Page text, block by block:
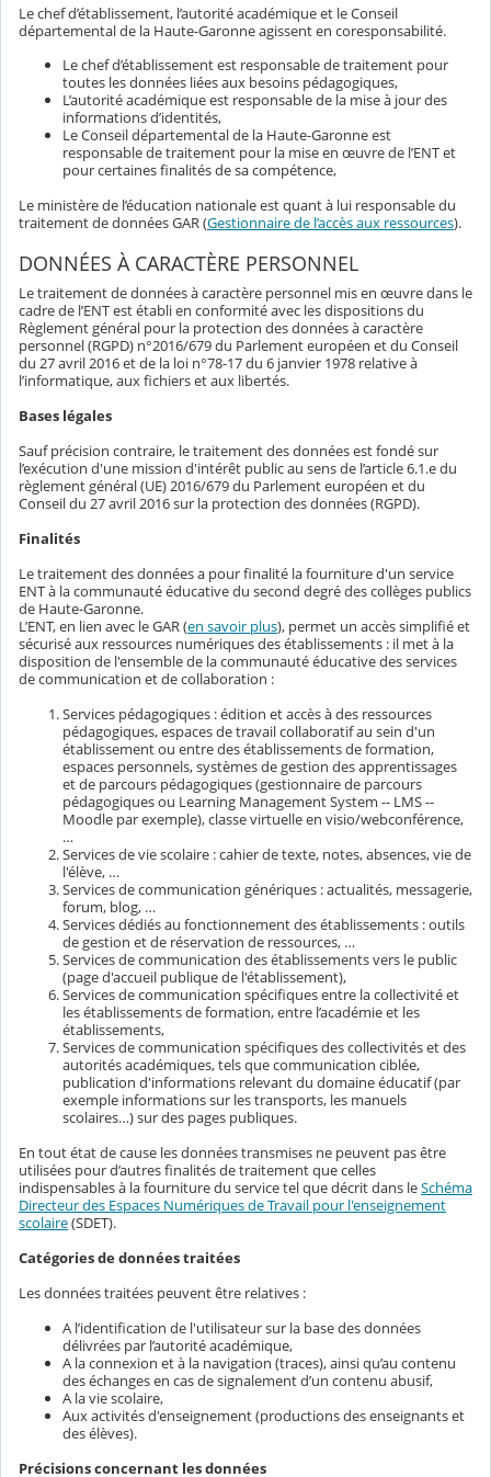
Le chef d’établissement, l’autorité académique et le Conseil
départemental de la Haute-Garonne agissent en coresponsabilité.
Le chef d’établissement est responsable de traitement pour
toutes les données liées aux besoins pédagogiques,
L’autorité académique est responsable de la mise à jour des
informations d’identités,
Le Conseil départemental de la Haute-Garonne est
responsable de traitement pour la mise en œuvre de l’ENT et
pour certaines finalités de sa compétence,
Le ministère de l’éducation nationale est quant à lui responsable du
traitement de données GAR (Gestionnaire de l’accès aux ressources).
DONNÉES À CARACTÈRE PERSONNEL
Le traitement de données à caractère personnel mis en œuvre dans le
cadre de l’ENT est établi en conformité avec les dispositions du
Règlement général pour la protection des données à caractère
personnel (RGPD) n°2016/679 du Parlement européen et du Conseil
du 27 avril 2016 et de la loi n°78-17 du 6 janvier 1978 relative à
l’informatique, aux fichiers et aux libertés.
Bases légales
Sauf précision contraire, le traitement des données est fondé sur
l’exécution d'une mission d'intérêt public au sens de l’article 6.1.e du
règlement général (UE) 2016/679 du Parlement européen et du
Conseil du 27 avril 2016 sur la protection des données (RGPD).
Finalités
Le traitement des données a pour finalité la fourniture d'un service
ENT à la communauté éducative du second degré des collèges publics
de Haute-Garonne.
L’ENT, en lien avec le GAR (en savoir plus), permet un accès simplifié et
sécurisé aux ressources numériques des établissements : il met à la
disposition de l'ensemble de la communauté éducative des services
de communication et de collaboration :
Services pédagogiques : édition et accès à des ressources
pédagogiques, espaces de travail collaboratif au sein d'un
établissement ou entre des établissements de formation,
espaces personnels, systèmes de gestion des apprentissages
et de parcours pédagogiques (gestionnaire de parcours
pédagogiques ou Learning Management System -- LMS --
Moodle par exemple), classe virtuelle en visio/webconférence,
…
Services de vie scolaire : cahier de texte, notes, absences, vie de
l'élève, …
Services de communication génériques : actualités, messagerie,
forum, blog, …
Services dédiés au fonctionnement des établissements : outils
de gestion et de réservation de ressources, …
Services de communication des établissements vers le public
(page d'accueil publique de l'établissement),
Services de communication spécifiques entre la collectivité et
les établissements de formation, entre l’académie et les
établissements,
Services de communication spécifiques des collectivités et des
autorités académiques, tels que communication ciblée,
publication d'informations relevant du domaine éducatif (par
exemple informations sur les transports, les manuels
scolaires…) sur des pages publiques.
En tout état de cause les données transmises ne peuvent pas être
utilisées pour d’autres finalités de traitement que celles
indispensables à la fourniture du service tel que décrit dans leSchéma
Directeur des Espaces Numériques de Travail pour l'enseignement
scolaire(SDET).
Catégories de données traitées
Les données traitées peuvent être relatives :
A l’identification de l'utilisateur sur la base des données
délivrées par l’autorité académique,
A la connexion et à la navigation (traces), ainsi qu’au contenu
des échanges en cas de signalement d’un contenu abusif,
A la vie scolaire,
Aux activités d'enseignement (productions des enseignants et
des élèves).
Précisions concernant les données